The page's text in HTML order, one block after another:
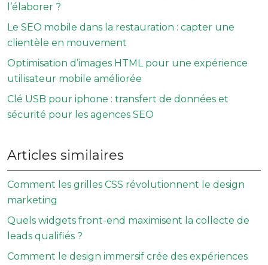
l’élaborer ?
Le SEO mobile dans la restauration : capter une
clientèle en mouvement
Optimisation d’images HTML pour une expérience
utilisateur mobile améliorée
Clé USB pour iphone : transfert de données et
sécurité pour les agences SEO
Articles similaires
Comment les grilles CSS révolutionnent le design
marketing
Quels widgets front-end maximisent la collecte de
leads qualifiés ?
Comment le design immersif crée des expériences